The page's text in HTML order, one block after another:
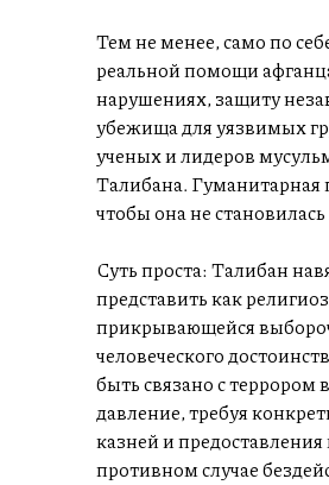
Тем не менее, само по
реальной помощи
нарушениях, защиту
убежища для уязвимых
ученых и лидеров
Талибана. Гуманитарная
чтобы она не
Суть проста: Талибан
представить как
прикрывающейся
человеческого
быть связано с
давление, требуя
казней и
противном случае